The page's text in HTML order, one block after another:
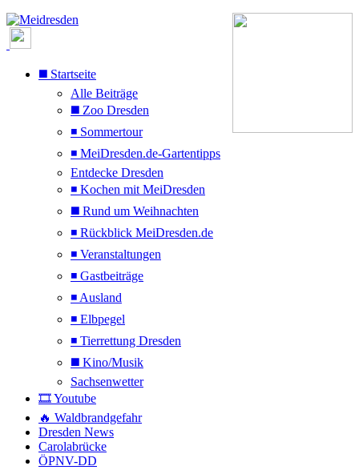
◼️ Startseite
Alle Beiträge
◼️ Zoo Dresden
◾ Sommertour
◾ MeiDresden.de-Gartentipps
Entdecke Dresden
◾ Kochen mit MeiDresden
◼️ Rund um Weihnachten
◾ Rückblick MeiDresden.de
◾ Veranstaltungen
◾ Gastbeiträge
◾ Ausland
◾ Elbpegel
◾ Tierrettung Dresden
◼️ Kino/Musik
Sachsenwetter
🎞️ Youtube
🔥 Waldbrandgefahr
Dresden News
Carolabrücke
ÖPNV-DD